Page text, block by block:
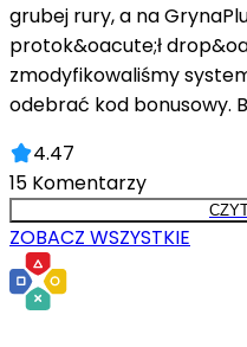
grubej rury, a na
protok&oacute;ł
zmodyfikowaliśmy
odebrać kod bonusowy.
4.47
15 Komentarzy
ZOBACZ WSZYSTKIE